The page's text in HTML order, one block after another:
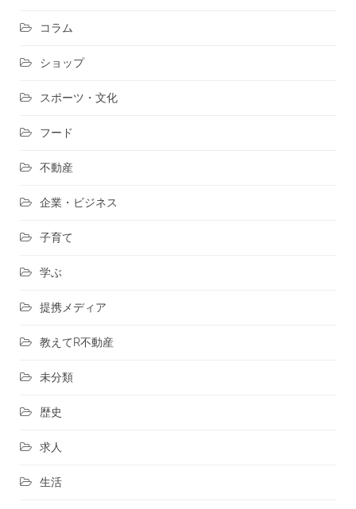
コラム
ショップ
スポーツ・文化
フード
不動産
企業・ビジネス
子育て
学ぶ
提携メディア
教えてR不動産
未分類
歴史
求人
生活